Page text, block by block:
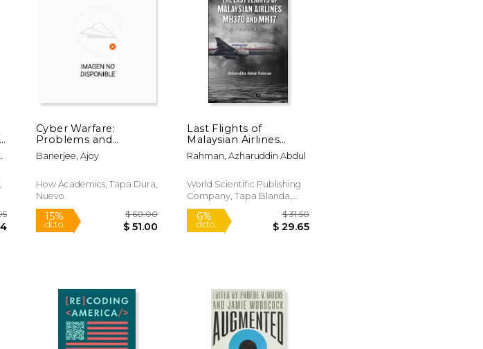
12%
dcto.
$ 18.95
$ 16.72
12%
dcto.
Cyber Warfare:
Problems and
Controversies (en
Inglés)
Banerjee, Ajoy
How Academics, Tapa Dura,
Nuevo
Last Flights of
Malaysian Airlines
Mh370 and Mh17, The:
A Firsthand-Look (en
Rahman, Azharuddin Abdul
World Scientific Publishing
Company, Tapa Blanda,
Nuevo